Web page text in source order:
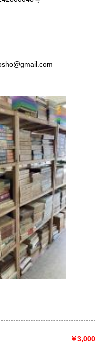
島根県
愛媛県
長崎県
大分県
鹿児島県
￥3,000